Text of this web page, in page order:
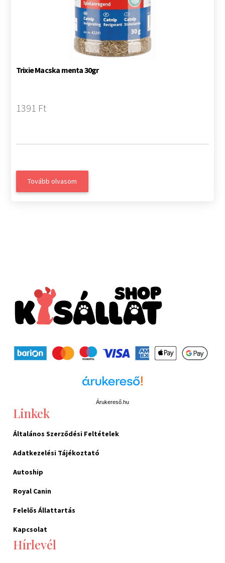
Trixie Macska menta 30gr
1391 Ft
Tovább olvasom
Árukereső.hu
Linkek
Általános Szerződési Feltételek
Adatkezelési Tájékoztató
Autoship
Royal Canin
Felelős Állattartás
Kapcsolat
Hírlevél